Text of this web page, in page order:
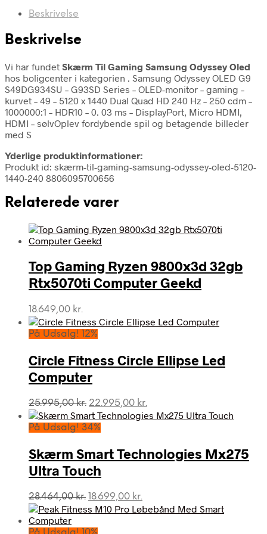
Beskrivelse
Beskrivelse
Vi har fundet Skærm Til Gaming Samsung Odyssey Oled
hos boligcenter i kategorien . Samsung Odyssey OLED G9
S49DG934SU – G93SD Series – OLED-monitor – gaming –
kurvet – 49 – 5120 x 1440 Dual Quad HD 240 Hz – 250 cdm –
1000000:1 – HDR10 – 0. 03 ms – DisplayPort, Micro HDMI,
HDMI – sølvOplev fordybende spil og betagende billeder
med S
Yderlige produktinformationer:
Produkt id: skærm-til-gaming-samsung-odyssey-oled-5120-
1440-240 8806095700656
Relaterede varer
Top Gaming Ryzen 9800x3d 32gb
Rtx5070ti Computer Geekd
18.649,00 kr.
På Udsalg! 12%
Circle Fitness Circle Ellipse Led
Computer
25.995,00kr. Den
oprindelige
pris
25.995,00 kr..
22.995,00 kr.
aktuelle
22.995,00 kr..
På Udsalg! 34%
Skærm Smart Technologies Mx275
Ultra Touch
28.464,00kr. Den
oprindelige
var:
18.699,00 kr.
aktuelle